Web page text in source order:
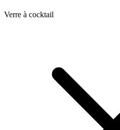
Verre à cocktail